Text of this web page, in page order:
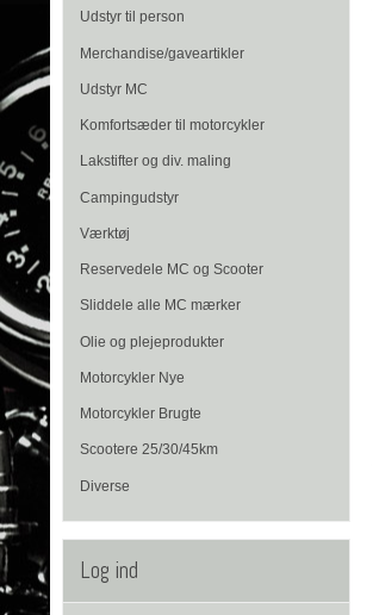
Udstyr til person
Merchandise/gaveartikler
Udstyr MC
Komfortsæder til motorcykler
Lakstifter og div. maling
Campingudstyr
Værktøj
Reservedele MC og Scooter
Sliddele alle MC mærker
Olie og plejeprodukter
Motorcykler Nye
Motorcykler Brugte
Scootere 25/30/45km
Diverse
Log ind